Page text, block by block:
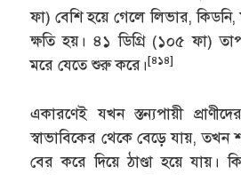
ফা) বেশি হয়ে গেলে লিভার, কিডনি,
ক্ষতি হয়। ৪১ ডিগ্রি (১০৫ ফা)
মরে যেতে শুরু করে।[৪১৪]
একারণেই যখন স্তন্যপায়ী
স্বাভাবিকের থেকে বেড়ে যায়, তখন
বের করে দিয়ে ঠাণ্ডা হয়ে যায়।